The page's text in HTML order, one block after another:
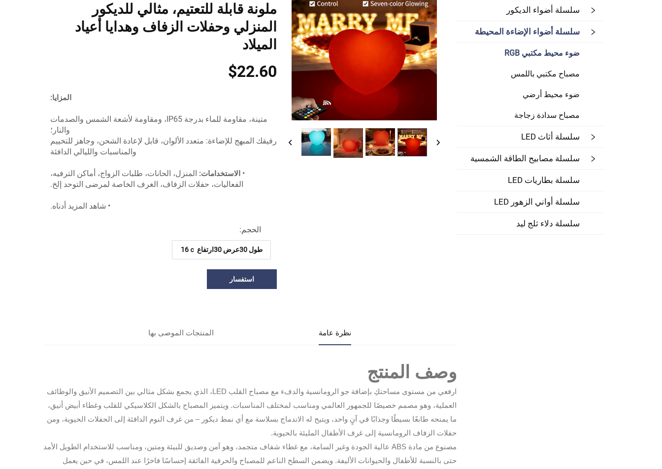
سلسلة أضواء الديكور
سلسلة أضواء الإضاءة المحيطة
ضوء محيط مكتبي RGB
مصباح مكتبي باللمس
ضوء محيط أرضي
مصباح سدادة زجاجة
سلسلة أثاث LED
سلسلة مصابيح الطاقة الشمسية
سلسلة بطاريات LED
سلسلة أواني الزهور LED
سلسلة دلاء ثلج ليد
ملونة قابلة للتعتيم، مثالي للديكور
المنزلي وحفلات الزفاف وهدايا أعياد
الميلاد
$22.60
المزايا:
متينة، مقاومة للماء بدرجة IP65، ومقاومة لأشعة الشمس والصدمات
والنار؛
رفيقك المبهج للإضاءة: متعدد الألوان، قابل لإعادة الشحن، وجاهز للتخييم
والمناسبات والليالي الدافئة
• الاستخدامات: المنزل، الحانات، طلبات الزواج، أماكن الترفيه،
الفعاليات، حفلات الزفاف، الغرف الخاصة لمرضى التوحد إلخ.
• شاهد المزيد أدناه.
الحجم:
طول 30عرض 30ارتفاع 16ｃ
ｍ
استفسار
نظرة عامة المنتجات الموصى بها
وصف المنتج
ارفعي من مستوى مساحتكِ بإضافة جو الرومانسية والدفء مع مصباح القلب LED، الذي يجمع بشكل مثالي بين التصميم الأنيق والوظائف
العملية، وهو مصمم خصيصًا للجمهور العالمي ومناسب لمختلف المناسبات. ويتميز المصباح بالشكل الكلاسيكي للقلب وغطاء أبيض أنيق،
ما يمنحه طابعًا بسيطًا وجذابًا في آنٍ واحد، ويتيح له الاندماج بسلاسة مع أي نمط ديكور – من غرف النوم الدافئة إلى الحفلات الحيوية، ومن
حفلات الزفاف الرومانسية إلى غرف الأطفال المليئة بالحيوية.
مصنوع من مادة ABS عالية الجودة وغير السامة، مع غطاء شفاف متجمد، وهو آمن وصديق للبيئة ومتين، ومناسب للاستخدام الطويل الأمد
حتى بالنسبة للأطفال والحيوانات الأليفة. ويضمن السطح الناعم للمصباح والحرفية الفائقة إحساسًا فاخرًا عند اللمس، في حين يعمل